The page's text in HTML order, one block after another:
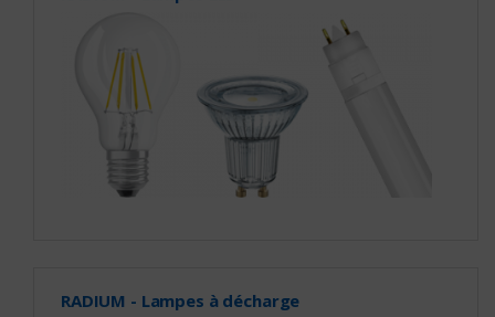
RADIUM - Lampes à décharge